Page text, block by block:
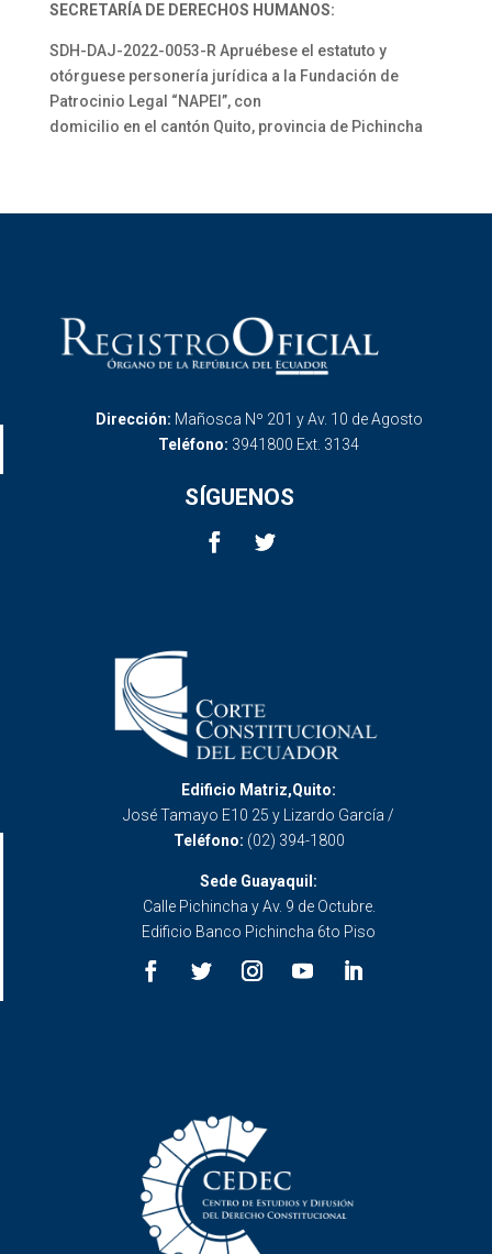
SECRETARÍA DE DERECHOS HUMANOS:
SDH-DAJ-2022-0053-R Apruébese el estatuto y
otórguese personería jurídica a la Fundación de
Patrocinio Legal “NAPEI”, con
domicilio en el cantón Quito, provincia de Pichincha
Dirección: Mañosca Nº 201 y Av. 10 de Agosto
Teléfono: 3941800 Ext. 3134
SÍGUENOS
Edificio Matriz,Quito:
José Tamayo E10 25 y Lizardo García /
Teléfono: (02) 394-1800
Sede Guayaquil:
Calle Pichincha y Av. 9 de Octubre.
Edificio Banco Pichincha 6to Piso